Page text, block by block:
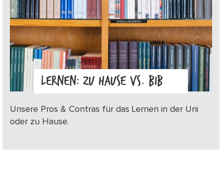
LERNEN: ZU HAUSE VS. BIB
Unsere Pros & Contras für das Lernen in der Uni
oder zu Hause.